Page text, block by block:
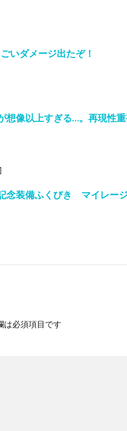
いダメージ出たぞ！
想像以上すぎる…。再現性
装備ふくびき マイレー
は必須項目です